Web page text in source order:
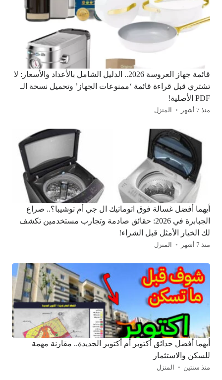
قائمة جهاز العروسة 2026.. الدليل الشامل بالأعداد والأسعار: لا
تشتري قبل قراءة قائمة ‘ممنوعات الجهاز’ وتحميل نسخة الـ
PDF الأصلية!
منذ 7 أشهر المنزل
أيهما أفضل غسالة فوق اتوماتيك ال جي أم توشيبا؟.. صراع
الجبابرة في 2026: حقائق صادمة وتجارب مستخدمين تكشف
لك الخيار الأمثل قبل الشراء!
منذ 7 أشهر المنزل
أيهما أفضل حدائق أكتوبر أم أكتوبر الجديدة.. مقارنة مهمة
للسكن والاستثمار
منذ سنتين المنزل